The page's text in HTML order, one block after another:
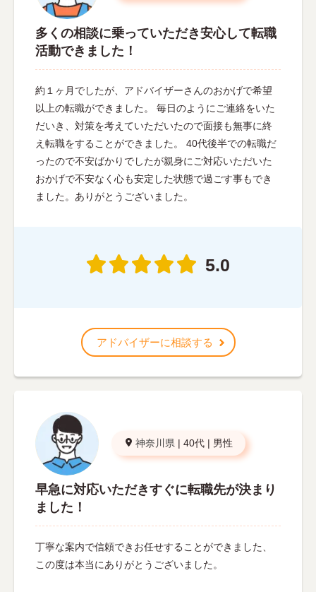
多くの相談に乗っていただき安心して転職
活動できました！
約１ヶ月でしたが、アドバイザーさんのおかげで希望
以上の転職ができました。 毎日のようにご連絡をいた
だいき、対策を考えていただいたので面接も無事に終
え転職をすることができました。 40代後半での転職だ
ったので不安ばかりでしたが親身にご対応いただいた
おかげで不安なく心も安定した状態で過ごす事もでき
ました。ありがとうございました。
5.0
アドバイザーに相談する
神奈川県 | 40代 | 男性
早急に対応いただきすぐに転職先が決まり
ました！
丁寧な案内で信頼できお任せすることができました、
この度は本当にありがとうございました。